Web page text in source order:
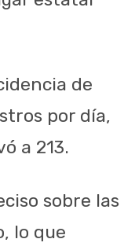
de
por día,
a 213.
sobre las
lo que